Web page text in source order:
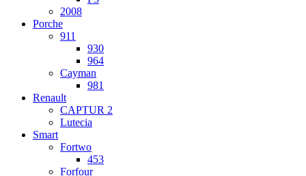
2008
Porche
911
930
964
Cayman
981
Renault
CAPTUR 2
Lutecia
Smart
Fortwo
453
Forfour